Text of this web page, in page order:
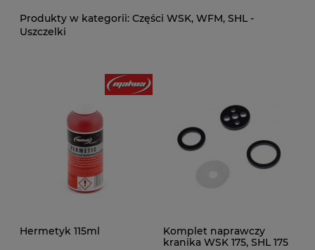
Części WSK, WFM, SHL -
Uszczelki
Hermetyk 115ml
Komplet naprawczy
kranika WSK 175, SHL 175